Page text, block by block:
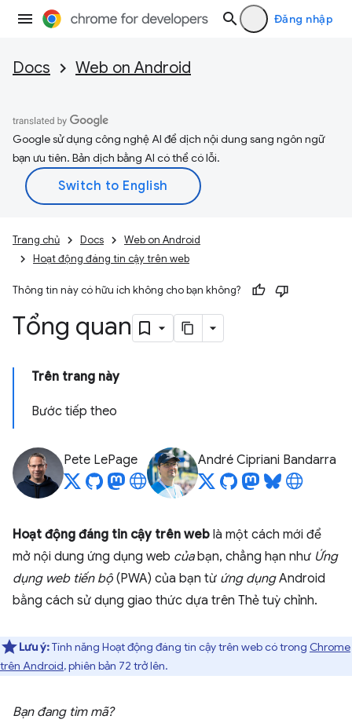
Đăng nhập
Docs Web on Android
Google sử dụng công nghệ AI để dịch nội dung sang ngôn ngữ
bạn ưu tiên. Bản dịch bằng AI có thể có lỗi.
Trang chủ Docs
Web on Android
Hoạt động đáng tin cậy trên web
Thông tin này có hữu ích không cho bạn không?
Tổng quan
Trên trang này
Bước tiếp theo
Pete LePage André Cipriani Bandarra
Hoạt động đáng tin cậy trên web là một cách mới để
mở nội dung ứng dụng web củabạn, chẳng hạn như Ứng
dụng web tiến bộ (PWA) của bạn từ ứng dụngAndroid
bằng cách sử dụng giao thức dựa trên Thẻ tuỳ chỉnh.
Lưu ý:Tính năng Hoạt động đáng tin cậy trên web có trong Chrome
trên Android, phiên bản 72 trở lên.
Bạn đang tìm mã?